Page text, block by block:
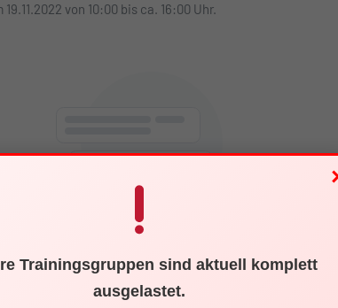
Trainingsgruppen sind aktuell komplett
ausgelastet.
von 10:00 bis ca. 16:00 Uhr.
Es gibt keinen Eintrag…